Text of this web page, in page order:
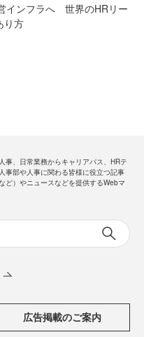
インフラへ 世界のHRリー
り方
事、日常業務からキャリアパス、HRテ
事部や人事に関わる皆様に役立つ記事
ど）やニュースなどを提供するWebマ
広告掲載のご案内